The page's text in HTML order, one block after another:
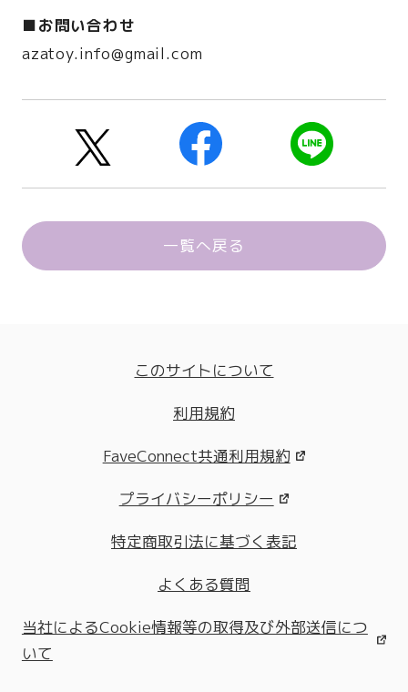
■お問い合わせ
azatoy.info@gmail.com
一覧へ戻る
このサイトについて
利用規約
FaveConnect共通利用規約
プライバシーポリシー
特定商取引法に基づく表記
よくある質問
当社によるCookie情報等の取得及び外部送信につ
いて